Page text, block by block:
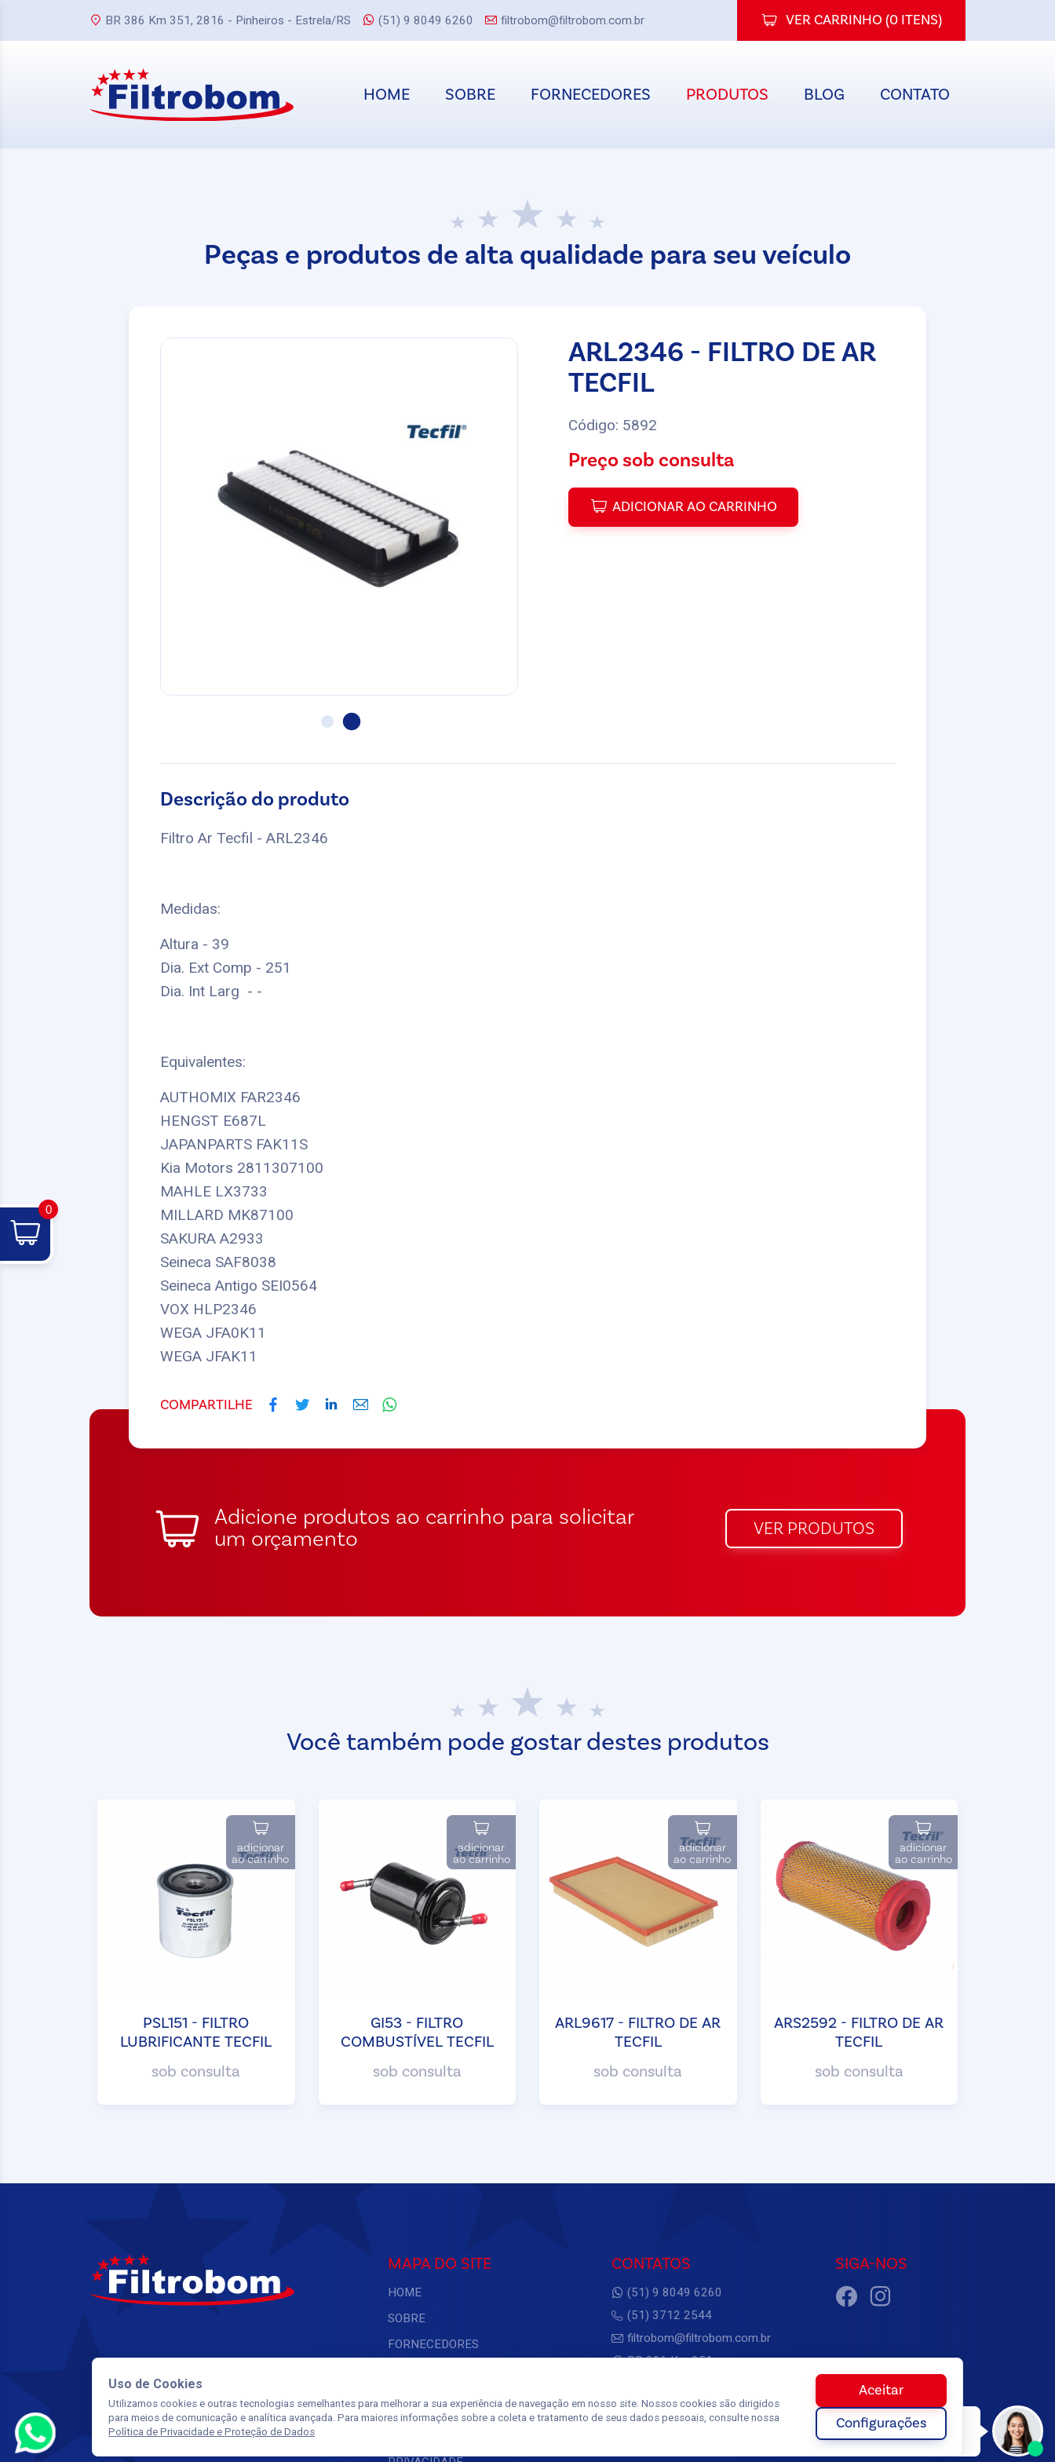
BR 386 Km 351, 2816 - Pinheiros - Estrela/RS (51) 9 8049 6260 filtrobom@filtrobom.com.br VER CARRINHO (0 ITENS)
HOME SOBRE FORNECEDORES PRODUTOS BLOG CONTATO
Peças e produtos de alta qualidade para seu veículo
ARL2346 - FILTRO DE AR
TECFIL
Código: 5892
Preço sob consulta
ADICIONAR AO CARRINHO
Descrição do produto
Filtro Ar Tecfil - ARL2346
Medidas:
Altura - 39
Dia. Ext Comp - 251
Dia. Int Larg - -
Equivalentes:
AUTHOMIX FAR2346
HENGST E687L
JAPANPARTS FAK11S
Kia Motors 2811307100
MAHLE LX3733
MILLARD MK87100
SAKURA A2933
Seineca SAF8038
Seineca Antigo SEI0564
VOX HLP2346
WEGA JFA0K11
WEGA JFAK11
COMPARTILHE
Adicione produtos ao carrinho para solicitar
um orçamento
VER PRODUTOS
Você também pode gostar destes produtos
adicionar
ao carrinho
PSL151 - FILTRO
LUBRIFICANTE TECFIL
sob consulta
adicionar
ao carrinho
GI53 - FILTRO
COMBUSTÍVEL TECFIL
sob consulta
adicionar
ao carrinho
ARL9617 - FILTRO DE AR
TECFIL
sob consulta
adicionar
ao carrinho
ARS2592 - FILTRO DE AR
TECFIL
sob consulta
MAPA DO SITE
HOME
SOBRE
FORNECEDORES
BLOG
CONTATO
CONTATOS
(51) 9 8049 6260
(51) 3712 2544
filtrobom@filtrobom.com.br
BR 386 Km 351,
SIGA-NOS
Olá, tudo bem? Quer receber uma
proposta personalizada?
0
Uso de Cookies
Utilizamos cookies e outras tecnologias semelhantes para melhorar a sua experiência de navegação em nosso site. Nossos cookies são dirigidos
para meios de comunicação e analítica avançada. Para maiores informações sobre a coleta e tratamento de seus dados pessoais, consulte nossa
Política de Privacidade e Proteção de Dados
Aceitar
Configurações